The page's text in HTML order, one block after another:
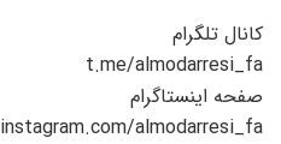
کانال تلگرام
t.me/almodarresi_fa
صفحه اینستاگرام
instagram.com/almodarresi_fa